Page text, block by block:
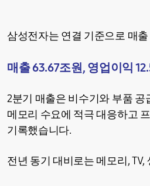
삼성전자는 연결 기준으로 매
매출 63.67조원, 영업이익
2분기 매출은 비수기와 부품
메모리 수요에 적극 대응하고
기록했습니다.
전년 동기 대비로는 메모리,